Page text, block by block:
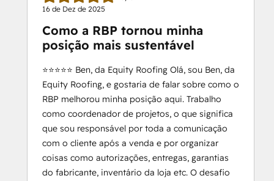
16 de Dez de 2025
Como a RBP tornou minha
posição mais sustentável
⭐️⭐️⭐️⭐️⭐️ Ben, da Equity Roofing Olá, sou Ben, da
Equity Roofing, e gostaria de falar sobre como o
RBP melhorou minha posição aqui. Trabalho
como coordenador de projetos, o que significa
que sou responsável por toda a comunicação
com o cliente após a venda e por organizar
coisas como autorizações, entregas, garantias
do fabricante, inventário da loja etc. O desafio